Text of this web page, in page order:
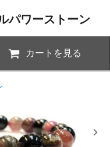
パワーストーン
カートを見る